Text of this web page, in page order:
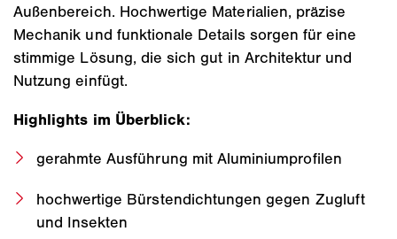
Außenbereich. Hochwertige Materialien, präzise
Mechanik und funktionale Details sorgen für eine
stimmige Lösung, die sich gut in Architektur und
Nutzung einfügt.
Highlights im Überblick:
gerahmte Ausführung mit Aluminiumprofilen
hochwertige Bürstendichtungen gegen Zugluft
und Insekten